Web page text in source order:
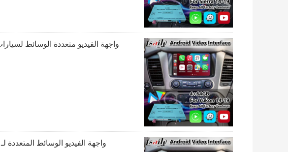
واجهة الفيديو الوسائط المتعددة لـ 2015-2020 GMC Yukon Intellilink System